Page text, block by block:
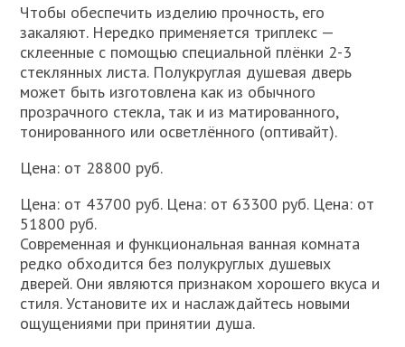
Чтобы обеспечить изделию прочность, его
закаляют. Нередко применяется триплекс —
склеенные с помощью специальной плёнки 2-3
стеклянных листа. Полукруглая душевая дверь
может быть изготовлена как из обычного
прозрачного стекла, так и из матированного,
тонированного или осветлённого (оптивайт).
Цена: от 28800 руб.
Цена: от 43700 руб. Цена: от 63300 руб. Цена: от
51800 руб.
Современная и функциональная ванная комната
редко обходится без полукруглых душевых
дверей. Они являются признаком хорошего вкуса и
стиля. Установите их и наслаждайтесь новыми
ощущениями при принятии душа.